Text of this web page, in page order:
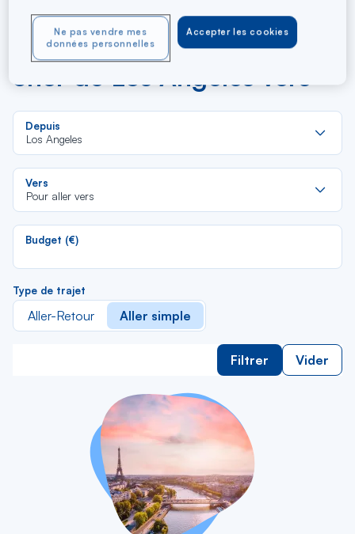
Trouver des vols en A/S pas
cher de Los Angeles vers
Depuis
Los Angeles
Vers
Pour aller vers
Budget (€)
Type de trajet
Aller-Retour Aller simple
Filtrer Vider
Accepter les cookies
Ne pas vendre mes
données personnelles